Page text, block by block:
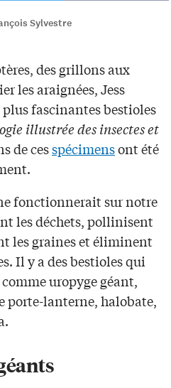
Sylvestre
des grillons aux
les araignées, Jess
fascinantes bestioles
illustrée des insectes et
de cesspécimensont été
fonctionnerait sur notre
les déchets, pollinisent
les graines et éliminent
Il y a des bestioles qui
uropyge géant,
porte-lanterne, halobate,